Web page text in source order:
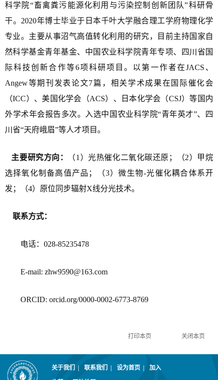
科学院“畜禽粪污能源化利用与污染控制创新团队”科研骨
干。 2020年博士毕业于日本千叶大学融合理工学府物理化学
专业。 主要从事沼气高值转化利用 的研究， 目前主持国家自
然科学基金青年基金、中国农业科学院青年专项、四川省 国
际科技创新合作等6项科研项目。以第一作者在JACS、
Angew等期刊发表论文7篇 ， 相关学术成果在国际催化会
（ICC）、美国化学会（ACS）、日本化学会（CSJ）等国内
外学术年会报告多次。入选中国农业科学院“青年英才”、四
川省“天府峨眉”等人才项目。
主要研究方向： （1）光热催化二氧化碳还原；（2）甲烷
选择氧化制备高值产品；（3）微生物-光催化耦合体系开
发；（4）原位同步辐射X线分光技术。
联系方式：
电话：028-85235478
E-mail: zhw9590@163.com
ORCID: orcid.org/0000-0002-6773-8769
关于我们 联系我们 设为首页 加入